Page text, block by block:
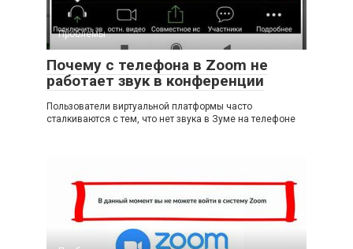
Проблемы
Почему с телефона в Zoom не
работает звук в конференции
Пользователи виртуальной платформы часто
сталкиваются с тем, что нет звука в Зуме на телефоне